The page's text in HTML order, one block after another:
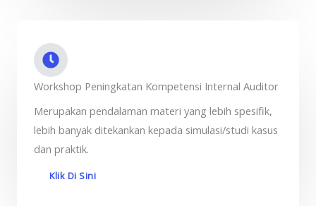
Workshop Peningkatan Kompetensi Internal Auditor
Merupakan pendalaman materi yang lebih spesifik,
lebih banyak ditekankan kepada simulasi/studi kasus
dan praktik.
Klik Di Sini